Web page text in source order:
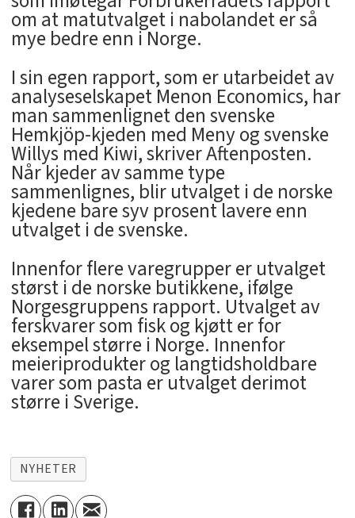
om at matutvalget i nabolandet er så
mye bedre enn i Norge.
I sin egen rapport, som er utarbeidet av
analyseselskapet Menon Economics, har
man sammenlignet den svenske
Hemkjöp-kjeden med Meny og svenske
Willys med Kiwi, skriver Aftenposten.
Når kjeder av samme type
sammenlignes, blir utvalget i de norske
kjedene bare syv prosent lavere enn
utvalget i de svenske.
Innenfor flere varegrupper er utvalget
størst i de norske butikkene, ifølge
Norgesgruppens rapport. Utvalget av
ferskvarer som fisk og kjøtt er for
eksempel større i Norge. Innenfor
meieriprodukter og langtidsholdbare
varer som pasta er utvalget derimot
større i Sverige.
NYHETER